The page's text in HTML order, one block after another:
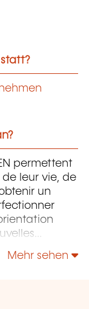
permettent
leur vie, de
un
Mehr sehen